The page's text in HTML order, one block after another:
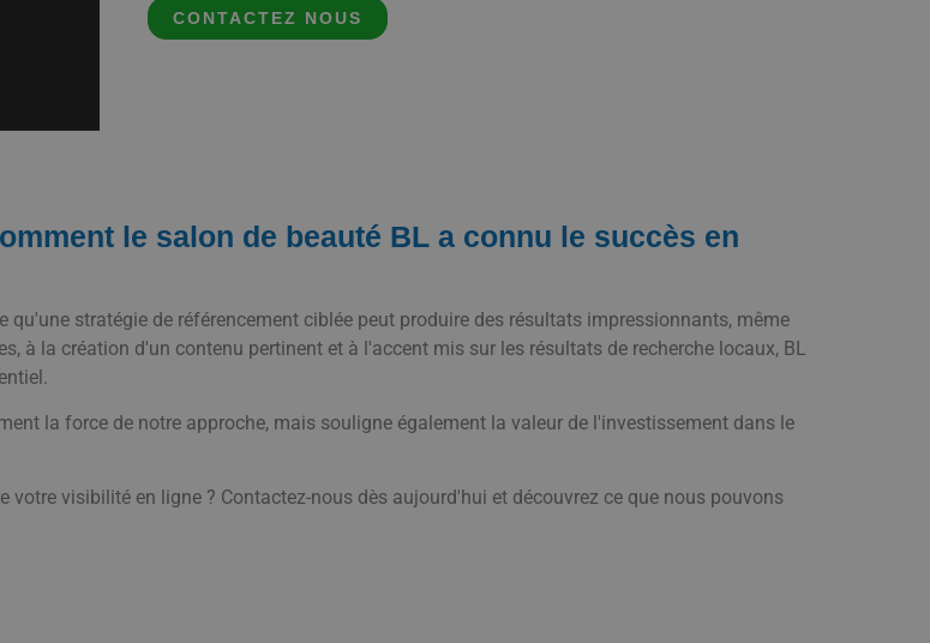
CONTACTEZ NOUS
le salon de beauté BL a connu le succès en
stratégie de référencement ciblée peut produire des résultats impressionnants, même
à la création d'un contenu pertinent et à l'accent mis sur les résultats de recherche locaux, BL
la force de notre approche, mais souligne également la valeur de l'investissement dans le
visibilité en ligne ? Contactez-nous dès aujourd'hui et découvrez ce que nous pouvons